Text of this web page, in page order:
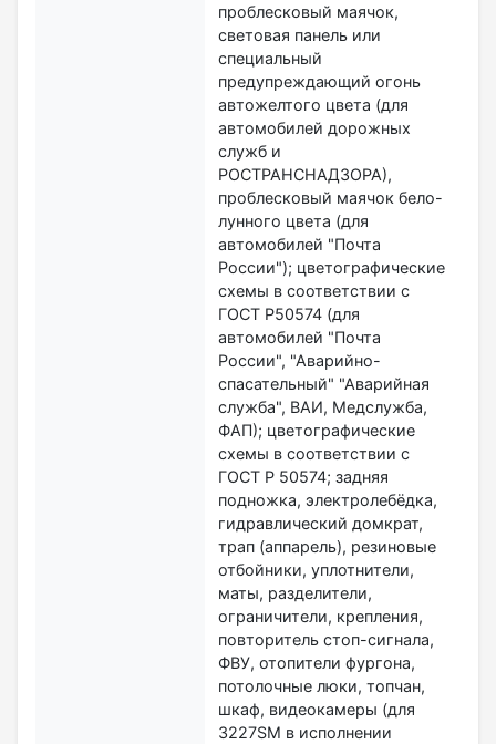
проблесковый маячок,
световая панель или
специальный
предупреждающий огонь
автожелтого цвета (для
автомобилей дорожных
служб и
РОСТРАНСНАДЗОРА),
проблесковый маячок бело-
лунного цвета (для
автомобилей "Почта
России"); цветографические
схемы в соответствии с
ГОСТ Р50574 (для
автомобилей "Почта
России", "Аварийно-
спасательный" "Аварийная
служба", ВАИ, Медслужба,
ФАП); цветографические
схемы в соответствии с
ГОСТ Р 50574; задняя
подножка, электролебёдка,
гидравлический домкрат,
трап (аппарель), резиновые
отбойники, уплотнители,
маты, разделители,
ограничители, крепления,
повторитель стоп-сигнала,
ФВУ, отопители фургона,
потолочные люки, топчан,
шкаф, видеокамеры (для
3227SM в исполнении